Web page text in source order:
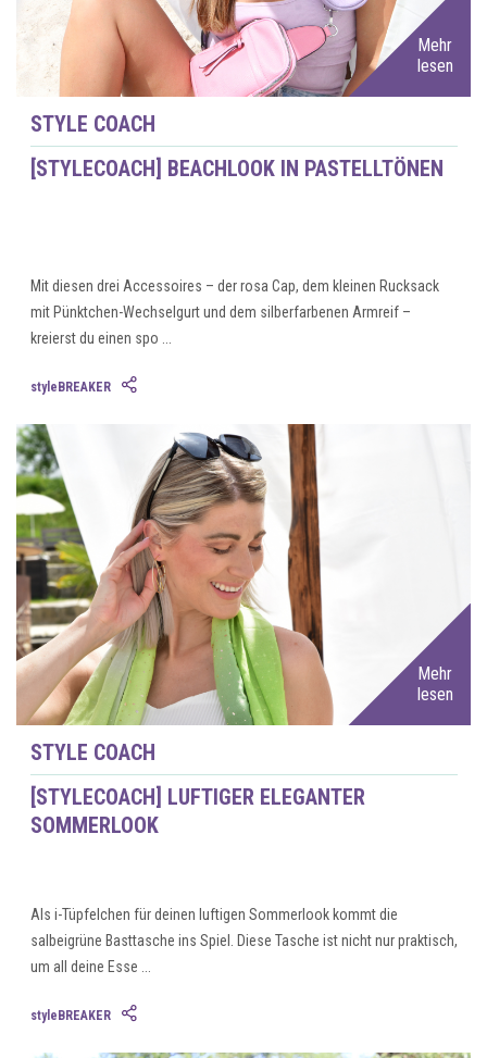
Mehr
lesen
STYLE COACH
[STYLECOACH] BEACHLOOK IN PASTELLTÖNEN
Mit diesen drei Accessoires – der rosa Cap, dem kleinen Rucksack
mit Pünktchen-Wechselgurt und dem silberfarbenen Armreif –
kreierst du einen spo ...
styleBREAKER
Mehr
lesen
STYLE COACH
[STYLECOACH] LUFTIGER ELEGANTER
SOMMERLOOK
Als i-Tüpfelchen für deinen luftigen Sommerlook kommt die
salbeigrüne Basttasche ins Spiel. Diese Tasche ist nicht nur praktisch,
um all deine Esse ...
styleBREAKER